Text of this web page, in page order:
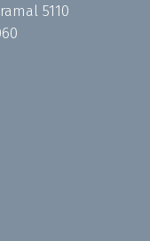
5110